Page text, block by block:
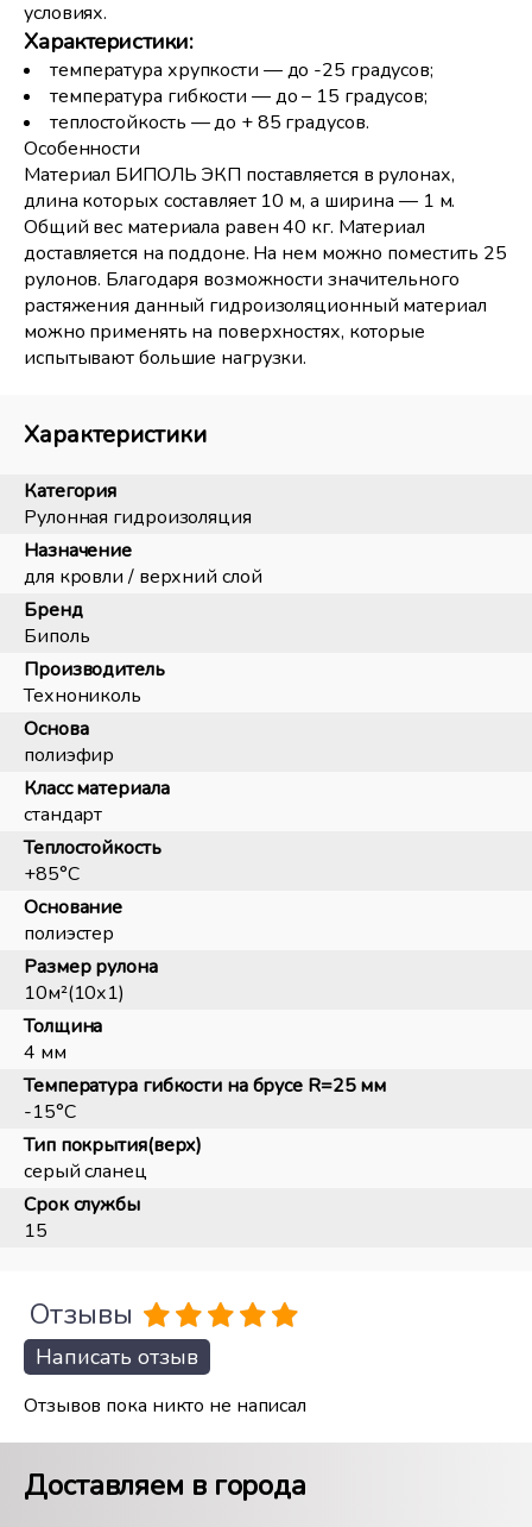
условиях.
Характеристики:
температура хрупкости — до -25 градусов;
температура гибкости — до – 15 градусов;
теплостойкость — до + 85 градусов.
Особенности
Материал БИПОЛЬ ЭКП поставляется в рулонах,
длина которых составляет 10 м, а ширина — 1 м.
Общий вес материала равен 40 кг. Материал
доставляется на поддоне. На нем можно поместить 25
рулонов. Благодаря возможности значительного
растяжения данный гидроизоляционный материал
можно применять на поверхностях, которые
испытывают большие нагрузки.
Характеристики
Категория
Рулонная гидроизоляция
Назначение
для кровли / верхний слой
Бренд
Биполь
Производитель
Технониколь
Основа
полиэфир
Класс материала
стандарт
Теплостойкость
+85°С
Основание
полиэстер
Размер рулона
10м²(10х1)
Толщина
4 мм
Температура гибкости на брусе R=25 мм
-15°С
Тип покрытия(верх)
серый сланец
Срок службы
15
Отзывы
Написать отзыв
Отзывов пока никто не написал
Доставляем в города